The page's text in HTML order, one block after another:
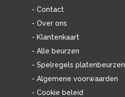
- Contact
- Over ons
- Klantenkaart
- Alle beurzen
- Spelregels platenbeurzen
- Algemene voorwaarden
- Cookie beleid